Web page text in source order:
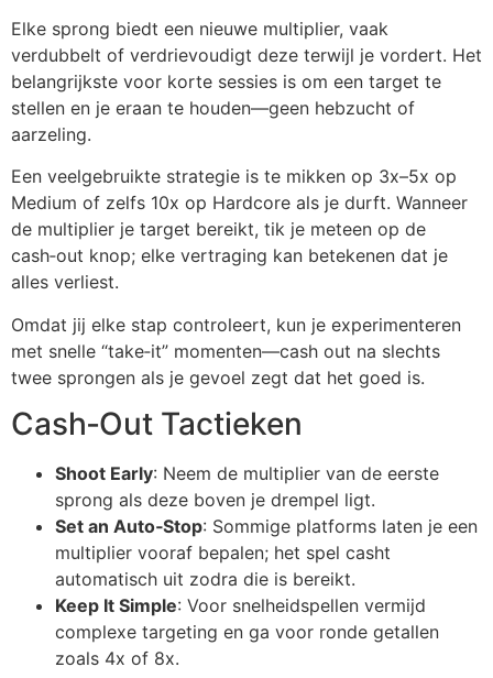
Elke sprong biedt een nieuwe multiplier, vaak
verdubbelt of verdrievoudigt deze terwijl je vordert. Het
belangrijkste voor korte sessies is om een target te
stellen en je eraan te houden—geen hebzucht of
aarzeling.
Een veelgebruikte strategie is te mikken op 3x–5x op
Medium of zelfs 10x op Hardcore als je durft. Wanneer
de multiplier je target bereikt, tik je meteen op de
cash‑out knop; elke vertraging kan betekenen dat je
alles verliest.
Omdat jij elke stap controleert, kun je experimenteren
met snelle “take‑it” momenten—cash out na slechts
twee sprongen als je gevoel zegt dat het goed is.
Cash‑Out Tactieken
Shoot Early: Neem de multiplier van de eerste
sprong als deze boven je drempel ligt.
Set an Auto‑Stop: Sommige platforms laten je een
multiplier vooraf bepalen; het spel casht
automatisch uit zodra die is bereikt.
Keep It Simple: Voor snelheidspellen vermijd
complexe targeting en ga voor ronde getallen
zoals 4x of 8x.